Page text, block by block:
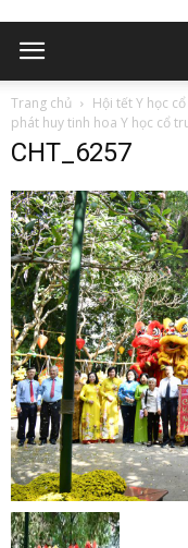
Trang chủ
Hội tết Y học
phát huy tinh hoa Y học cổ
CHT_6257